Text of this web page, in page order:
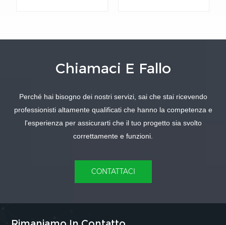
PIÙ PIÙ
Chiamaci E Fallo
Perché hai bisogno dei nostri servizi, sai che stai ricevendo
professionisti altamente qualificati che hanno la competenza e
l'esperienza per assicurarti che il tuo progetto sia svolto
correttamente e funzioni.
CONTATTACI